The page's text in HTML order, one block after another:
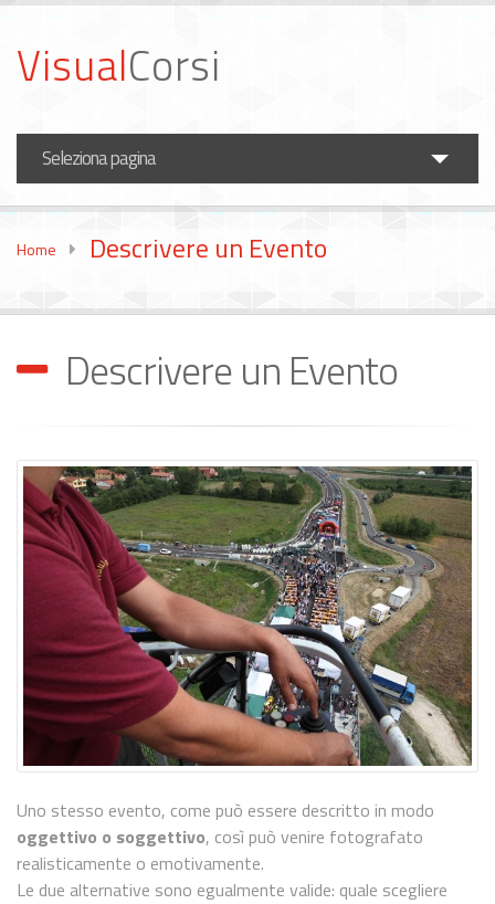
VisualCorsi
Seleziona pagina
Corsi Fotografia
Corsi Video
Formazione Aziende
News
Home Descrivere un Evento
Descrivere un Evento
Uno stesso evento, come può essere descritto in modo
oggettivo o soggettivo, così può venire fotografato
realisticamente o emotivamente.
Le due alternative sono egualmente valide: quale scegliere